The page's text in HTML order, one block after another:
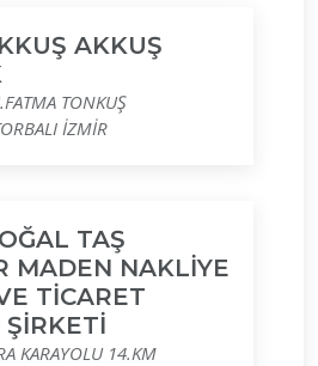
AKKUŞ
TONKUŞ
İZMİR
TAŞ
MADEN NAKLİYE
TİCARET
KARAYOLU 14.KM